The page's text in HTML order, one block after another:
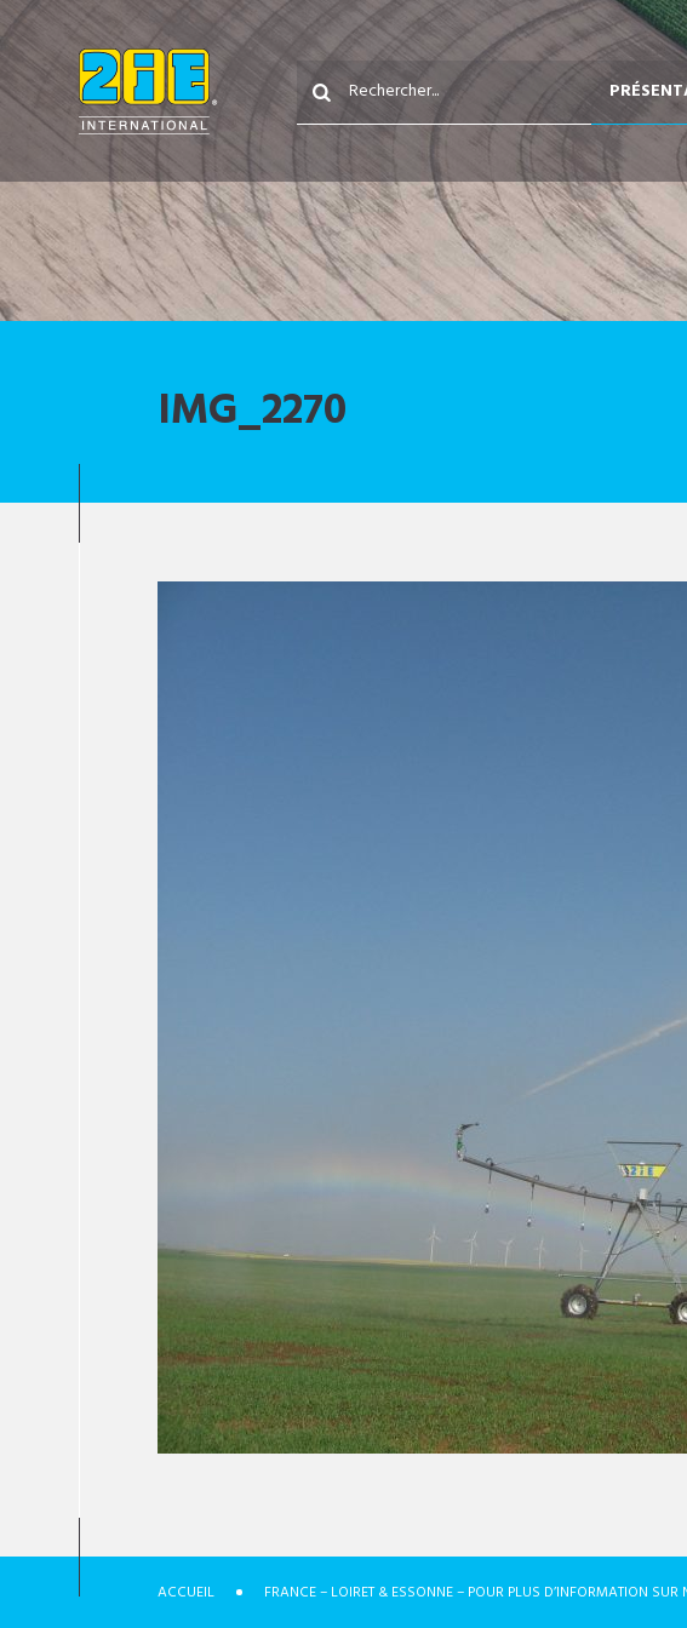
IMG_2270
ACCUEIL FRANCE – LOIRET & ESSONNE – POUR PLUS D’INFORMATION SUR